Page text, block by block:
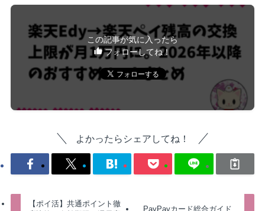
この記事が気に入ったら
フォローしてね！
よかったらシェアしてね！
【ポイ活】共通ポイント徹
PayPayカード総合ガイド